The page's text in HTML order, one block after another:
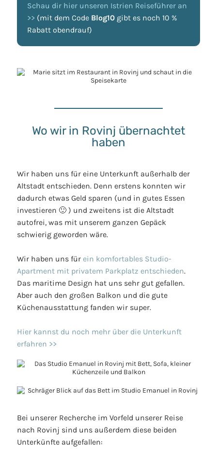
Schau dir hier unseren Istrien Reiseführer an
>> (mit dem Code Blog10 gibt es noch 10 %
Rabatt obendrauf)
Wo wir in Rovinj übernachtet
haben
Wir haben uns für eine Unterkunft außerhalb der
Altstadt entschieden. Denn erstens konnten wir
dadurch etwas Geld sparen (und in gutes Essen
investieren 🙂 ) und zweitens ist die Altstadt
autofrei, was mit unserem ganzen Gepäck
schwierig geworden wäre.
Wir haben uns für ein komfortables Studio-
Apartment mit privatem Parkplatz entschieden.
Das maritime Design hat uns sehr gut gefallen.
Aber auch den großen Balkon und die gute
Küchenausstattung fanden wir super.
Hier kannst du noch mehr über die Unterkunft
erfahren >>
Bei unserer Recherche im Vorfeld unserer Reise
nach Rovinj sind uns außerdem diese beiden
Unterkünfte aufgefallen: